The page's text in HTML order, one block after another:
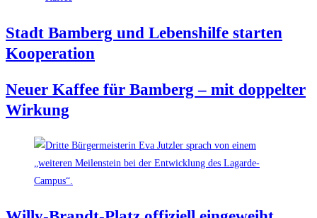
Stadt Bam­berg und Lebens­hil­fe star­ten
Kooperation
Neu­er Kaf­fee für Bam­berg – mit dop­pel­ter
Wirkung